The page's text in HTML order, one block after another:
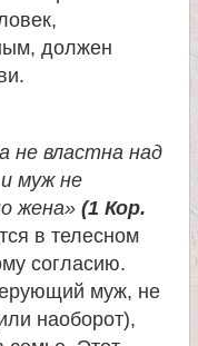
должен
не властна над
муж не
жена» (1 Кор.
в телесном
согласию.
муж, не
наоборот),